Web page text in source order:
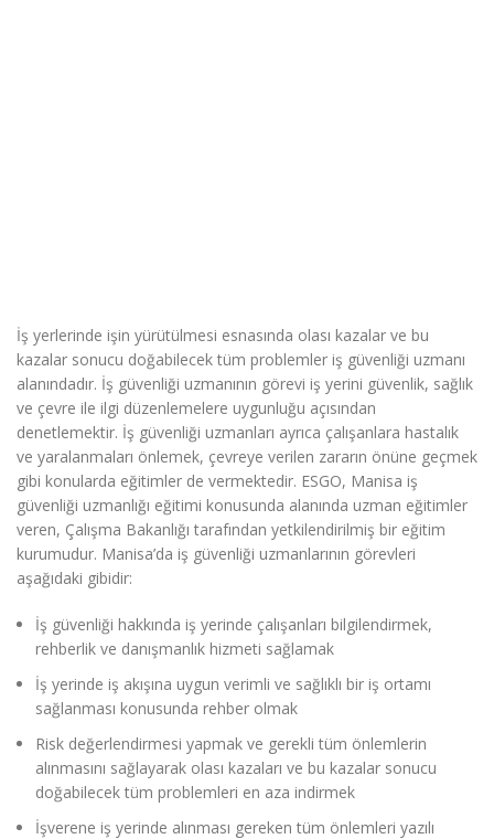
İş yerlerinde işin yürütülmesi esnasında olası kazalar ve bu
kazalar sonucu doğabilecek tüm problemler iş güvenliği uzmanı
alanındadır. İş güvenliği uzmanının görevi iş yerini güvenlik, sağlık
ve çevre ile ilgi düzenlemelere uygunluğu açısından
denetlemektir. İş güvenliği uzmanları ayrıca çalışanlara hastalık
ve yaralanmaları önlemek, çevreye verilen zararın önüne geçmek
gibi konularda eğitimler de vermektedir. ESGO, Manisa iş
güvenliği uzmanlığı eğitimi konusunda alanında uzman eğitimler
veren, Çalışma Bakanlığı tarafından yetkilendirilmiş bir eğitim
kurumudur. Manisa’da iş güvenliği uzmanlarının görevleri
aşağıdaki gibidir:
İş güvenliği hakkında iş yerinde çalışanları bilgilendirmek,
rehberlik ve danışmanlık hizmeti sağlamak
İş yerinde iş akışına uygun verimli ve sağlıklı bir iş ortamı
sağlanması konusunda rehber olmak
Risk değerlendirmesi yapmak ve gerekli tüm önlemlerin
alınmasını sağlayarak olası kazaları ve bu kazalar sonucu
doğabilecek tüm problemleri en aza indirmek
İşverene iş yerinde alınması gereken tüm önlemleri yazılı